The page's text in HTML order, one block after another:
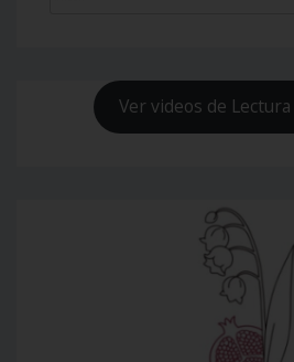
Ver videos de